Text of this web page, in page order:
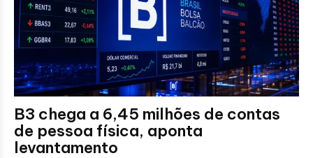
B3 chega a 6,45 milhões de contas
de pessoa física, aponta
levantamento